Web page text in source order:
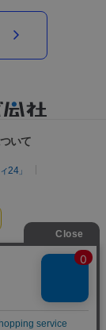
いて
24」